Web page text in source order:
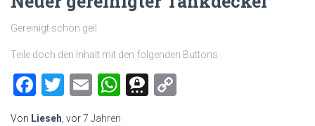
Gereinigt schon geil
Teile doch den Inhalt mit den folgenden Buttons:
Facebook
Twitter
EmailWhatsApp
Threema
Von Lieseh, vor7 Jahren